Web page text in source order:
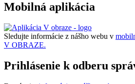
Mobilná aplikácia
Sledujte informácie z nášho webu v
V OBRAZE.
Prihlásenie k odberu